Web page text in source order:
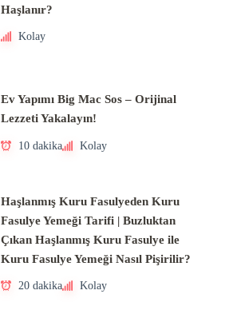
Haşlanır?
Kolay
Ev Yapımı Big Mac Sos – Orijinal
Lezzeti Yakalayın!
10 dakika Kolay
Haşlanmış Kuru Fasulyeden Kuru
Fasulye Yemeği Tarifi | Buzluktan
Çıkan Haşlanmış Kuru Fasulye ile
Kuru Fasulye Yemeği Nasıl Pişirilir?
20 dakika Kolay